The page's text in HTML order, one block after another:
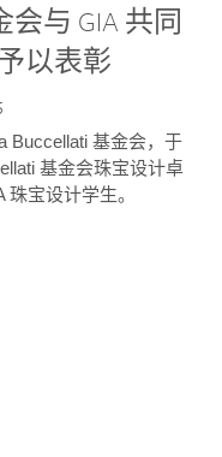
会与 GIA 共同
以表彰
Buccellati 基金会，于
基金会珠宝设计卓
宝设计学生。